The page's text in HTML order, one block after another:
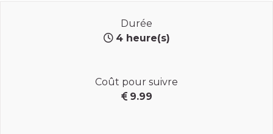
Durée
4 heure(s)
Coût pour suivre
9.99